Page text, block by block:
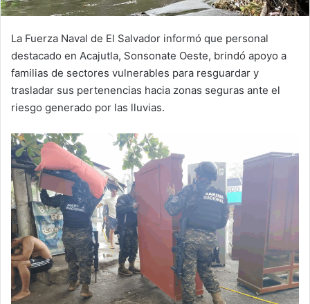
La Fuerza Naval de El Salvador informó que personal
destacado en Acajutla, Sonsonate Oeste, brindó apoyo a
familias de sectores vulnerables para resguardar y
trasladar sus pertenencias hacia zonas seguras ante el
riesgo generado por las lluvias.